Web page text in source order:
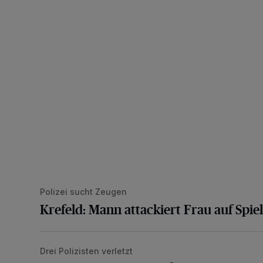
Polizei sucht Zeugen
Krefeld: Mann attackiert Frau auf
Häusliche Gewalt mit anschließendem Widerstand
Drei Polizisten verletzt